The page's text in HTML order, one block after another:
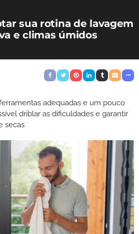
sua rotina de lavagem
e climas úmidos
adequadas e um pouco
driblar as dificuldades e garantir
secas